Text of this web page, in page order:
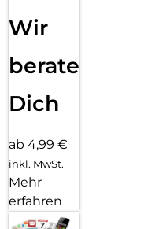
Wir
beraten
Dich
ab 4,99 €
inkl. MwSt.
Mehr
erfahren